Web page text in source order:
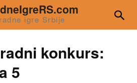
igre Srbije
konkurs:
5